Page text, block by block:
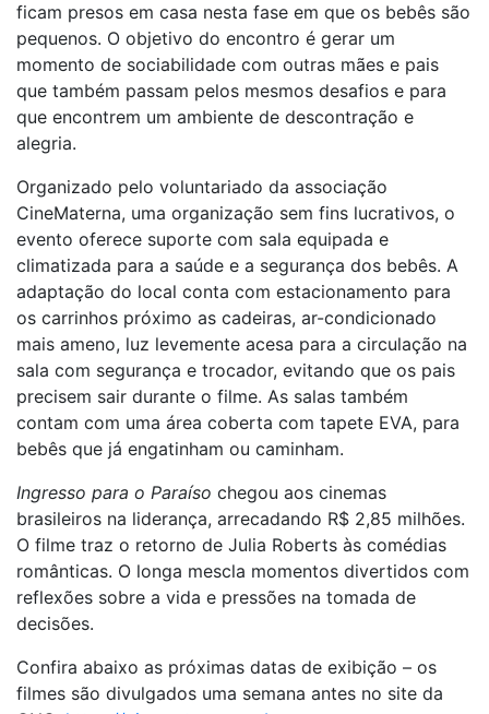
ficam presos em casa nesta fase em que os bebês são
pequenos. O objetivo do encontro é gerar um
momento de sociabilidade com outras mães e pais
que também passam pelos mesmos desafios e para
que encontrem um ambiente de descontração e
alegria.
Organizado pelo voluntariado da associação
CineMaterna, uma organização sem fins lucrativos, o
evento oferece suporte com sala equipada e
climatizada para a saúde e a segurança dos bebês. A
adaptação do local conta com estacionamento para
os carrinhos próximo as cadeiras, ar-condicionado
mais ameno, luz levemente acesa para a circulação na
sala com segurança e trocador, evitando que os pais
precisem sair durante o filme. As salas também
contam com uma área coberta com tapete EVA, para
bebês que já engatinham ou caminham.
Ingresso para o Paraíso chegou aos cinemas
brasileiros na liderança, arrecadando R$ 2,85 milhões.
O filme traz o retorno de Julia Roberts às comédias
românticas. O longa mescla momentos divertidos com
reflexões sobre a vida e pressões na tomada de
decisões.
Confira abaixo as próximas datas de exibição – os
filmes são divulgados uma semana antes no site da